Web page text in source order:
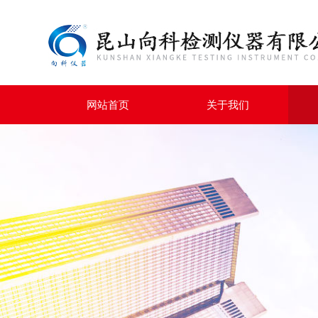
网站首页 关于我们